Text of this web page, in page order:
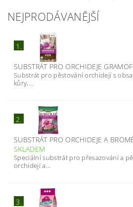
NEJPRODÁVANĚJŠÍ
1.
SUBSTRÁT PRO ORCHIDEJE
Substrát pro pěstování orchidejí s
kůry,...
2.
SUBSTRÁT PRO ORCHIDEJE A
SKLADEM
Speciální substrát pro přesazování a
orchidejí a...
3.